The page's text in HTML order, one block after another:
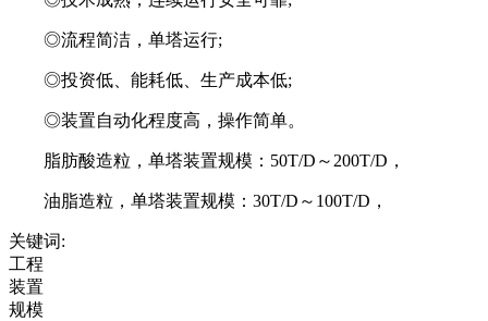
◎流程简洁，单塔运行;
◎投资低、能耗低、生产成本低;
◎装置自动化程度高，操作简单。
脂肪酸造粒，单塔装置规模：50T/D～200T/D，
油脂造粒，单塔装置规模：30T/D～100T/D，
关键词:
工程
装置
规模